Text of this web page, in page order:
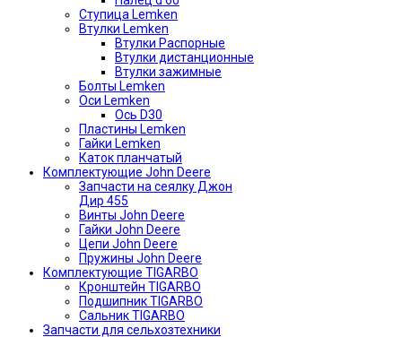
Ступица Lemken
Втулки Lemken
Втулки Распорные
Втулки дистанционные
Втулки зажимные
Болты Lemken
Оси Lemken
Ось D30
Пластины Lemken
Гайки Lemken
Каток планчатый
Комплектующие John Deere
Запчасти на сеялку Джон
Дир 455
Винты John Deere
Гайки John Deere
Цепи John Deere
Пружины John Deere
Комплектующие TIGARBO
Кронштейн TIGARBO
Подшипник TIGARBO
Сальник TIGARBO
Запчасти для сельхозтехники